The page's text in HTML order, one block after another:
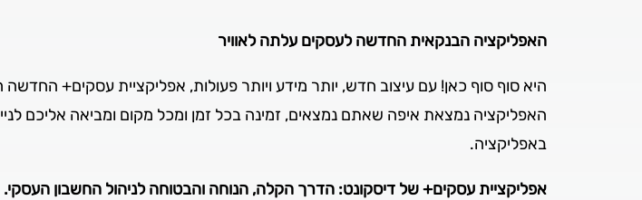
האפליקציה הבנקאית החדשה לעסקים עלתה לאוויר
היא סוף סוף כאן! עם עיצוב חדש, יותר מידע ויותר פעולות, אפליקציית עסקים+
האפליקציה נמצאת איפה שאתם נמצאים, זמינה בכל זמן ומכל מקום ומביאה אליכם
באפליקציה.
אפליקציית עסקים+ של דיסקונט: הדרך הקלה, הנוחה והבטוחה לניהול החשבון העסקי.